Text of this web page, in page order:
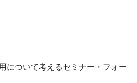
について考えるセミナー・フォー